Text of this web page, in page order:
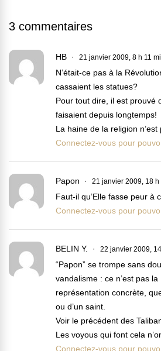
3 commentaires
HB 21 janvier 2009, 8 h 11
N’était-ce pas à la
cassaient les statues?
Pour tout dire, il est prouvé
faisaient depuis longtemps!
La haine de la religion n’est
Connectez-vous pour
Papon 21 janvier 2009, 18 h
Faut-il qu’Elle fasse peur à
Connectez-vous pour
BELIN Y. 22 janvier 2009,
“Papon” se trompe sans
vandalisme : ce n’est pas
représentation concrète,
ou d’un saint.
Voir le précédent des
Les voyous qui font cela
Connectez-vous pour